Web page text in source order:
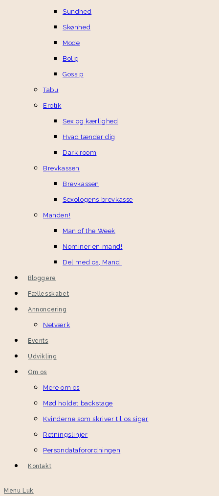
Sundhed
Skønhed
Mode
Bolig
Gossip
Tabu
Erotik
Sex og kærlighed
Hvad tænder dig
Dark room
Brevkassen
Brevkassen
Sexologens brevkasse
Manden!
Man of the Week
Nominer en mand!
Del med os, Mand!
Bloggere
Fællesskabet
Annoncering
Netværk
Events
Udvikling
Om os
Mere om os
Mød holdet backstage
Kvinderne som skriver til os siger
Retningslinjer
Persondataforordningen
Kontakt
Menu Luk